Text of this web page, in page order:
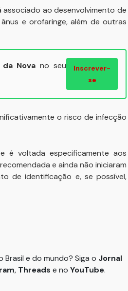
ao desenvolvimento de
e orofaringe, além de outras
Nova no seu
Inscrever-
se
o risco de infecção
é voltada especificamente aos
e ainda não iniciaram
de identificação e, se possível,
e do mundo? Siga o Jornal
, Threads e no YouTube.